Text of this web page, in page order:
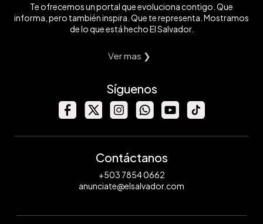
Te ofrecemos un portal que evoluciona contigo. Que
informa, pero también inspira. Que te representa. Mostramos
de lo que está hecho El Salvador.
Ver mas ❯
Síguenos
Contáctanos
+503 7854 0662
anunciate@elsalvador.com